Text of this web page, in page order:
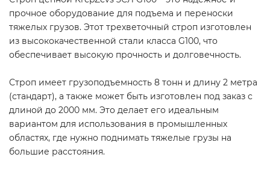
прочное оборудование для подъема и переноски
тяжелых грузов. Этот трехветочный строп изготовлен
из высококачественной стали класса G100, что
обеспечивает высокую прочность и долговечность.
Строп имеет грузоподъемность 8 тонн и длину 2 метра
(стандарт), а также может быть изготовлен под заказ с
длиной до 2000 мм. Это делает его идеальным
вариантом для использования в промышленных
областях, где нужно поднимать тяжелые грузы на
большие расстояния.